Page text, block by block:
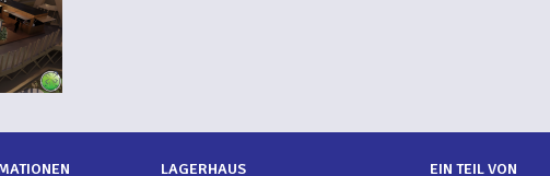
LAGERHAUS EIN TEIL VON